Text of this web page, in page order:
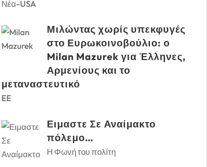
Νέα-USA
Μιλώντας χωρίς υπεκφυγές
στο Ευρωκοινοβούλιο: ο
Milan Mazurek για Έλληνες,
Αρμενίους και το
μεταναστευτικό
EE
Ειμαστε Σε Αναίμακτο
πόλεμο…
Η Φωνή του πολίτη